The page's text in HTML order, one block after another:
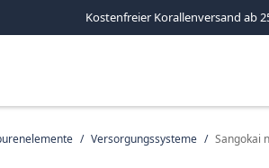
Kostenfreier Korallenversand ab
/ Versorgungssysteme / Sangokai